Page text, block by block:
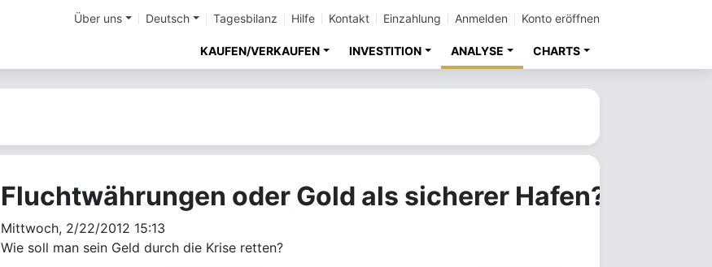
Über uns Deutsch Tagesbilanz Hilfe Kontakt Einzahlung Anmelden Konto eröffnen
KAUFEN/VERKAUFEN INVESTITION ANALYSE CHARTS
Fluchtwährungen oder Gold als sicherer Hafen?
Mittwoch, 2/22/2012 15:13
Wie soll man sein Geld durch die Krise retten?